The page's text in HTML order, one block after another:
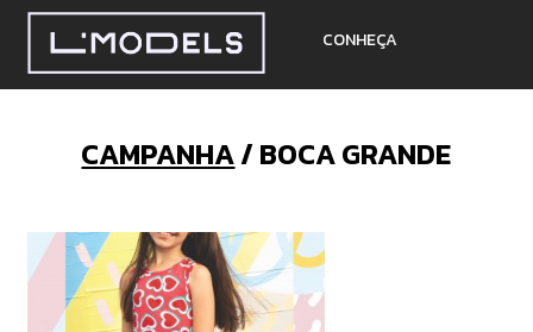
CONHEÇA
LOCALIZAÇÃO
CAMPANHA/ BOCA GRANDE